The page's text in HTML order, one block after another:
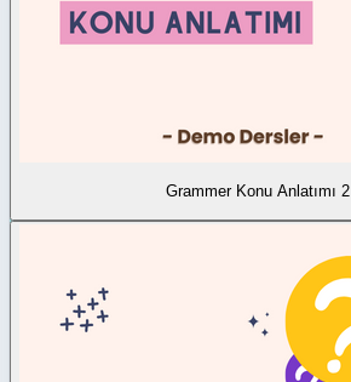
Grammer Konu Anlatımı 2